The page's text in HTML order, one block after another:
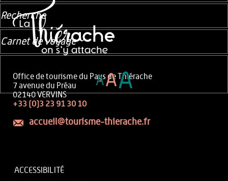
Office de tourisme du Pays de Thiérache
7 avenue du Préau
02140 VERVINS
+33 (0)3 23 91 30 10
accueil@tourisme-thierache.fr
ACCESSIBILITÉ
Recherche
Carnet de voyage
AAA